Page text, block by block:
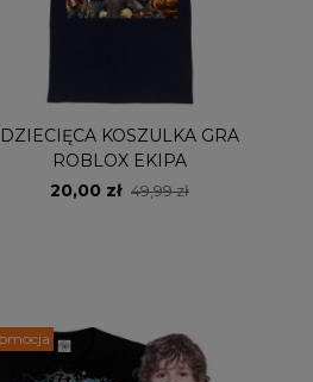
DZIECIĘCA KOSZULKA GRA
ROBLOX EKIPA
20,00 zł 49,99 zł